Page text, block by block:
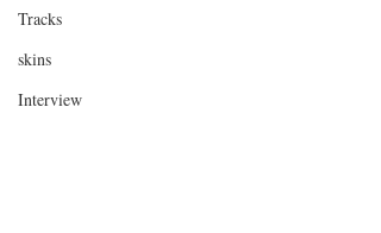
Tracks
skins
Interview